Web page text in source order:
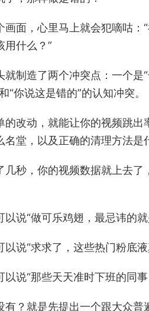
画面，心里马上就会犯嘀咕
用什么？”
就制造了两个冲突点：一个是
“你说这是错的”的认知冲突。
的改动，就能让你的视频跳
堂，以及正确的清理方法是
几秒，你的视频数据就上去
说“做可乐鸡翅，最忌讳的就
说“求求了，这些热门粉底
说“那些天天准时下班的同事
有？就是先提出一个跟大众